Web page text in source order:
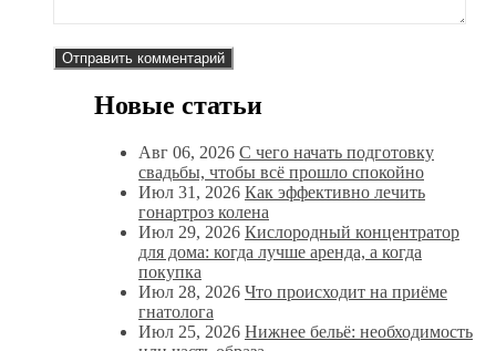
Новые статьи
Авг 06, 2026 С чего начать подготовку
свадьбы, чтобы всё прошло спокойно
Июл 31, 2026 Как эффективно лечить
гонартроз колена
Июл 29, 2026 Кислородный концентратор
для дома: когда лучше аренда, а когда
покупка
Июл 28, 2026 Что происходит на приёме
гнатолога
Июл 25, 2026 Нижнее бельё: необходимость